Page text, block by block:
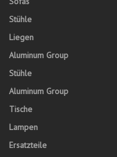
Stühle
Liegen
Aluminum Group
Stühle
Aluminum Group
Tische
Lampen
Ersatzteile